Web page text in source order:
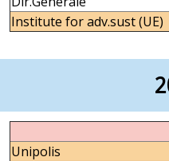
Institute for adv.sust (UE)
Unipolis